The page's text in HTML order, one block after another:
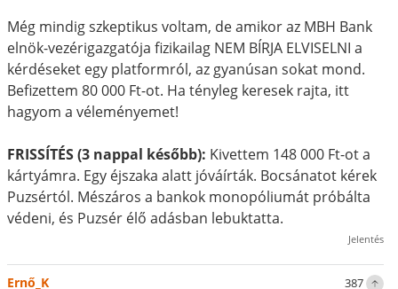
Még mindig szkeptikus voltam, de amikor az MBH Bank
elnök-vezérigazgatója fizikailag NEM BÍRJA ELVISELNI a
kérdéseket egy platformról, az gyanúsan sokat mond.
Befizettem 80 000 Ft-ot. Ha tényleg keresek rajta, itt
hagyom a véleményemet!
FRISSÍTÉS (3 nappal később): Kivettem 148 000 Ft-ot a
kártyámra. Egy éjszaka alatt jóváírták. Bocsánatot kérek
Puzsértól. Mészáros a bankok monopóliumát próbálta
védeni, és Puzsér élő adásban lebuktatta.
Jelentés
387
Ernő_K